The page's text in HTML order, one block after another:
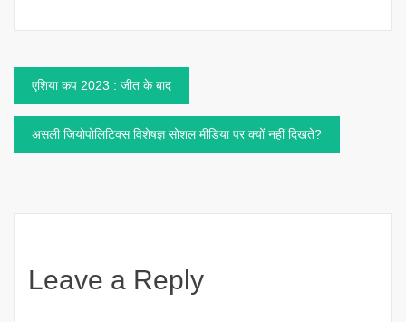
Post
navigation
एशिया कप 2023 : जीत के बाद
असली जियोपोलिटिक्स विशेषज्ञ सोशल मीडिया पर क्यों नहीं दिखते?
Leave a Reply